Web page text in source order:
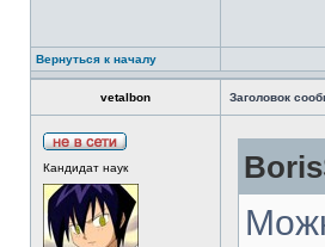
Вернуться к началу
vetalbon Заголовок
Кандидат наук